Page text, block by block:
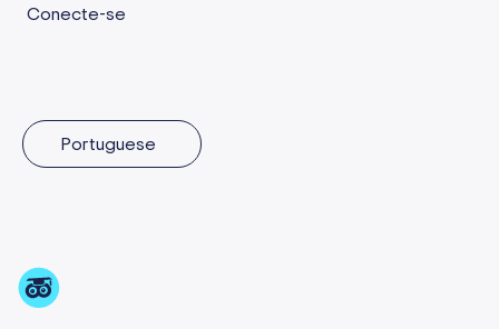
Conecte-se
Portuguese